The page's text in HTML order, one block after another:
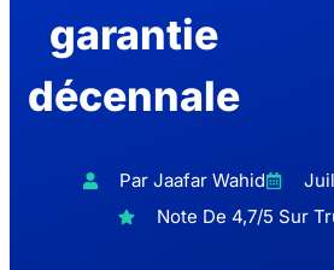
garantie
décennale
Par Jaafar Wahid
Note De 4,7/5 Sur